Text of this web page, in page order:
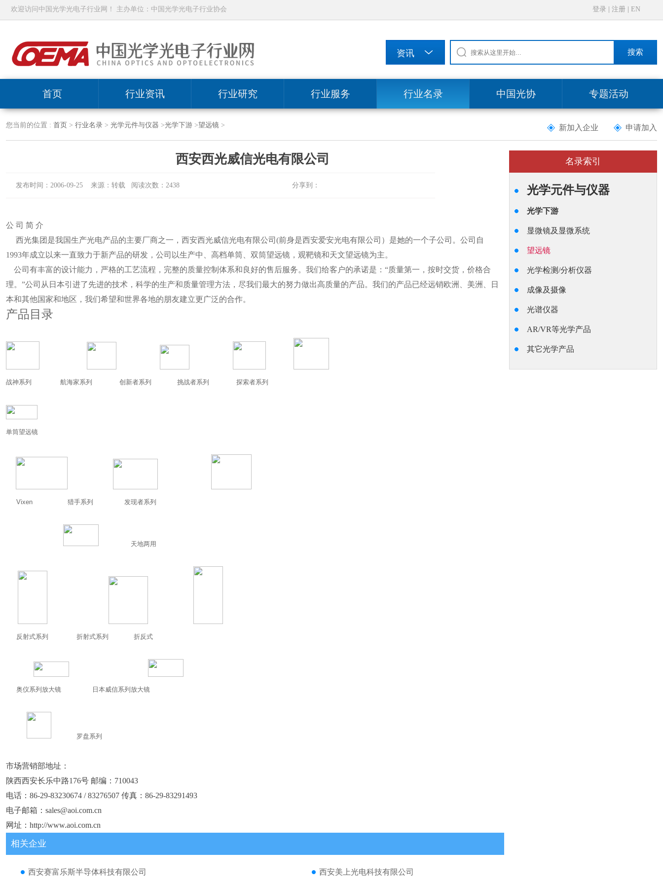
欢迎访问中国光学光电子行业网！ 主办单位：中国光学光电子行业协会 登录 注册 EN
搜索
首页 行业资讯 行业研究 行业服务 行业名录 中国光协 专题活动
您当前的位置 : 首页 > 行业名录 > 光学元件与仪器 >光学下游 >望远镜 > 新加入企业 申请加入
西安西光威信光电有限公司
发布时间：2006-09-25 来源：转载 阅读次数：2438 分享到：
公 司 简 介
西光集团是我国生产光电产品的主要厂商之一，西安西光威信光电有限公司(前身是西安爱安光电有限公司）是她的一个子公司。公司自
1993年成立以来一直致力于新产品的研发，公司以生产中、高档单筒、双筒望远镜，观靶镜和天文望远镜为主。
公司有丰富的设计能力，严格的工艺流程，完整的质量控制体系和良好的售后服务。我们给客户的承诺是：“质量第一，按时交货，价格合
理。”公司从日本引进了先进的技术，科学的生产和质量管理方法，尽我们最大的努力做出高质量的产品。我们的产品已经远销欧洲、美洲、日
本和其他国家和地区，我们希望和世界各地的朋友建立更广泛的合作。
产品目录
战神系列 航海家系列 创新者系列 挑战者系列 探索者系列
单筒望远镜
Vixen 猎手系列 发现者系列
天地两用
反射式系列 折射式系列 折反式
奥仪系列放大镜 日本威信系列放大镜
罗盘系列
市场营销部地址：
陕西西安长乐中路176号 邮编：710043
电话：86-29-83230674 / 83276507 传真：86-29-83291493
电子邮箱：sales@aoi.com.cn
网址：http://www.aoi.com.cn
相关企业
西安赛富乐斯半导体科技有限公司 西安美上光电科技有限公司
名录索引
光学元件与仪器
光学下游
显微镜及显微系统
望远镜
光学检测/分析仪器
成像及摄像
光谱仪器
AR/VR等光学产品
其它光学产品